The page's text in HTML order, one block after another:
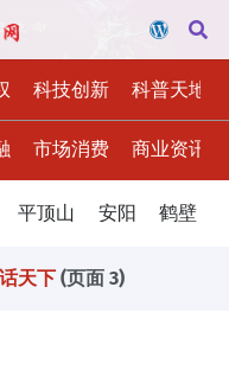
科技创新 科普天地
市场消费 商业资讯
平顶山 安阳 鹤壁
天下 (页面 3)